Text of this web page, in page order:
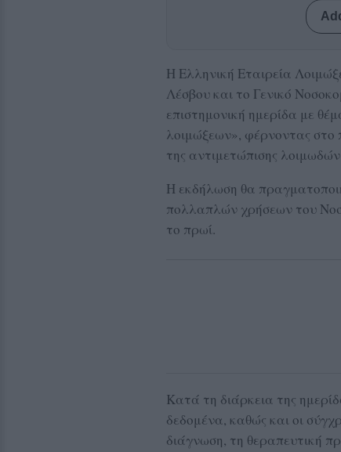
Η Ελληνική Εταιρεία
Λέσβου και το Γενικό
επιστημονική ημερίδα με
λοιμώξεων», φέρνοντας στο
της αντιμετώπισης
Η εκδήλωση θα
πολλαπλών χρήσεων του
το πρωί.
Κατά τη διάρκεια της
δεδομένα, καθώς και οι
διάγνωση, τη θεραπευτική